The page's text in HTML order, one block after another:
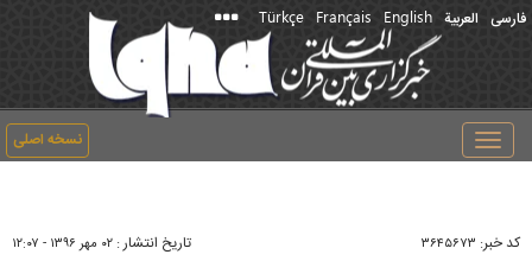
فارسی العربیة English
Français
Türkçe
نسخه اصلی
Toggle
navigation
کد خبر: ۳۶۴۵۶۷۳ تاریخ انتشار : ۰۲ مهر ۱۳۹۶ - ۱۲:۰۷